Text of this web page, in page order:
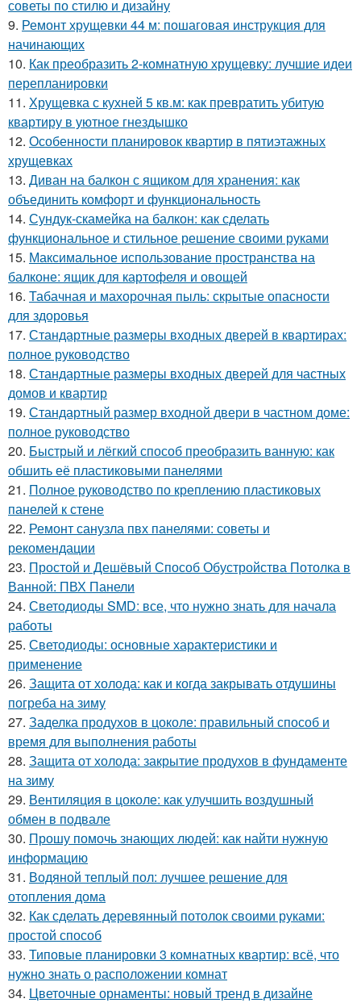
советы по стилю и дизайну
9. Ремонт хрущевки 44 м: пошаговая инструкция для
начинающих
10. Как преобразить 2-комнатную хрущевку: лучшие идеи
перепланировки
11. Хрущевка с кухней 5 кв.м: как превратить убитую
квартиру в уютное гнездышко
12. Особенности планировок квартир в пятиэтажных
хрущевках
13. Диван на балкон с ящиком для хранения: как
объединить комфорт и функциональность
14. Сундук-скамейка на балкон: как сделать
функциональное и стильное решение своими руками
15. Максимальное использование пространства на
балконе: ящик для картофеля и овощей
16. Табачная и махорочная пыль: скрытые опасности
для здоровья
17. Стандартные размеры входных дверей в квартирах:
полное руководство
18. Стандартные размеры входных дверей для частных
домов и квартир
19. Стандартный размер входной двери в частном доме:
полное руководство
20. Быстрый и лёгкий способ преобразить ванную: как
обшить её пластиковыми панелями
21. Полное руководство по креплению пластиковых
панелей к стене
22. Ремонт санузла пвх панелями: советы и
рекомендации
23. Простой и Дешёвый Способ Обустройства Потолка в
Ванной: ПВХ Панели
24. Светодиоды SMD: все, что нужно знать для начала
работы
25. Светодиоды: основные характеристики и
применение
26. Защита от холода: как и когда закрывать отдушины
погреба на зиму
27. Заделка продухов в цоколе: правильный способ и
время для выполнения работы
28. Защита от холода: закрытие продухов в фундаменте
на зиму
29. Вентиляция в цоколе: как улучшить воздушный
обмен в подвале
30. Прошу помочь знающих людей: как найти нужную
информацию
31. Водяной теплый пол: лучшее решение для
отопления дома
32. Как сделать деревянный потолок своими руками:
простой способ
33. Типовые планировки 3 комнатных квартир: всё, что
нужно знать о расположении комнат
34. Цветочные орнаменты: новый тренд в дизайне